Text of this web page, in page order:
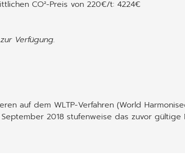
CO²-Preis von 220€/t: 4224€
Verfügung.
auf dem WLTP-Verfahren (World
2018 stufenweise das zuvor gültige